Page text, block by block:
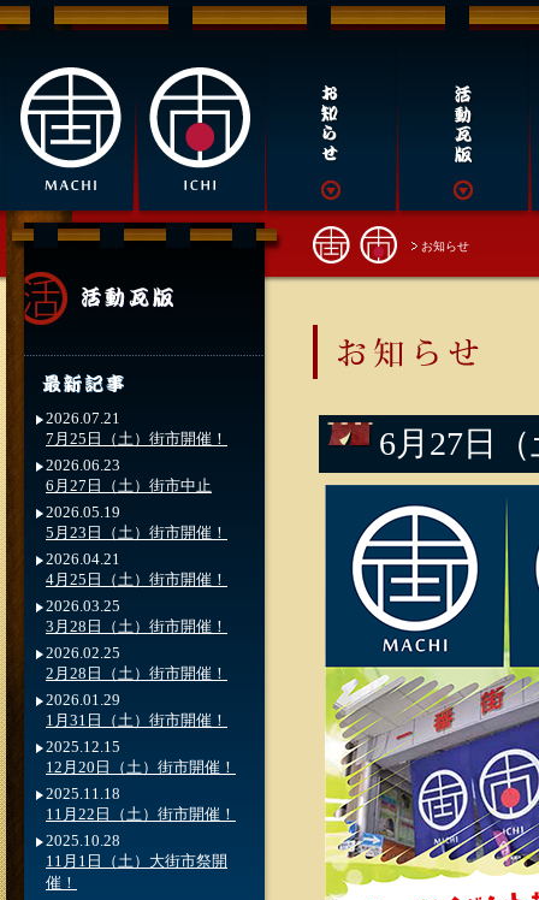
お知らせ
6月27日
2026.07.21
7月25日（土）街市開催！
2026.06.23
6月27日（土）街市中止
2026.05.19
5月23日（土）街市開催！
2026.04.21
4月25日（土）街市開催！
2026.03.25
3月28日（土）街市開催！
2026.02.25
2月28日（土）街市開催！
2026.01.29
1月31日（土）街市開催！
2025.12.15
12月20日（土）街市開催！
2025.11.18
11月22日（土）街市開催！
2025.10.28
11月1日（土）大街市祭開
催！